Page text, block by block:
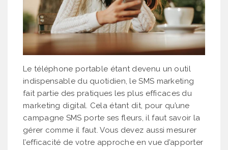
Le téléphone portable étant devenu un outil
indispensable du quotidien, le SMS marketing
fait partie des pratiques les plus efficaces du
marketing digital. Cela étant dit, pour qu’une
campagne SMS porte ses fleurs, il faut savoir la
gérer comme il faut. Vous devez aussi mesurer
l’efficacité de votre approche en vue d’apporter